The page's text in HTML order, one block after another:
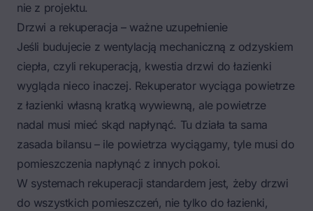
nie z projektu.
Drzwi a rekuperacja – ważne uzupełnienie
Jeśli budujecie z wentylacją mechaniczną z odzyskiem
ciepła, czyli rekuperacją, kwestia drzwi do łazienki
wygląda nieco inaczej. Rekuperator wyciąga powietrze
z łazienki własną kratką wywiewną, ale powietrze
nadal musi mieć skąd napłynąć. Tu działa ta sama
zasada bilansu – ile powietrza wyciągamy, tyle musi do
pomieszczenia napłynąć z innych pokoi.
W systemach rekuperacji standardem jest, żeby drzwi
do wszystkich pomieszczeń, nie tylko do łazienki,